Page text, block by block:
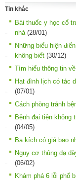
Tin khác
Bài thuốc y học cổ
nhà (28/01)
Những biểu hiện
không biết (30/12)
Tìm hiểu thông tin
Hạt đình lịch có tác
(07/01)
Cách phòng tránh
Bệnh đại tiện không
(04/05)
Ba kích có giá bao
Nguy cơ thủng dạ
(06/02)
Khám phá 6 lỗi phổ